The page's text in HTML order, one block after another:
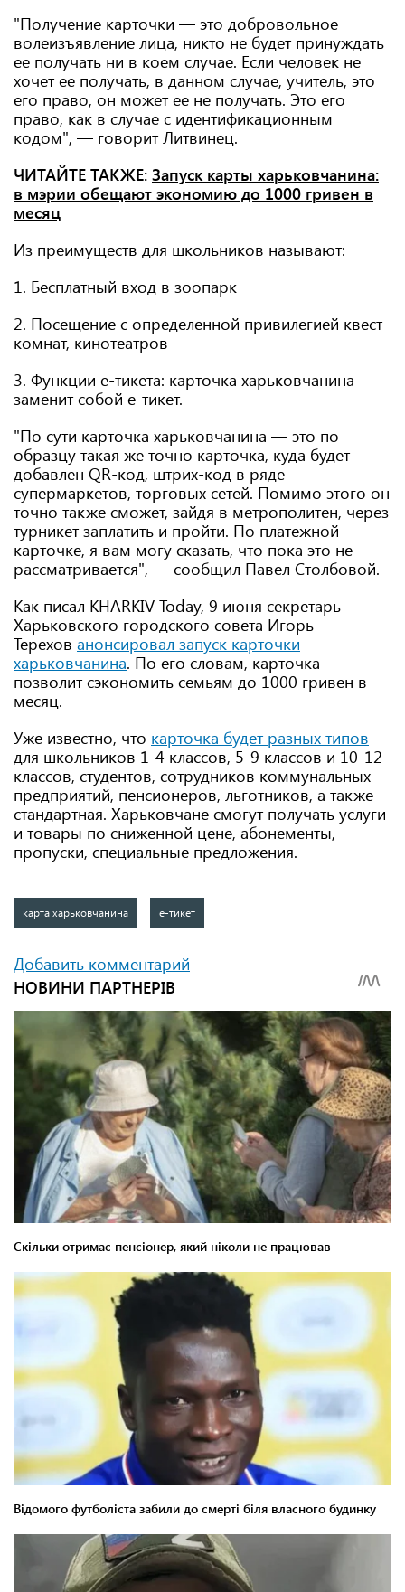
"Получение карточки — это добровольное
волеизъявление лица, никто не будет принуждать
ее получать ни в коем случае. Если человек не
хочет ее получать, в данном случае, учитель, это
его право, он может ее не получать. Это его
право, как в случае с идентификационным
кодом", — говорит Литвинец.
ЧИТАЙТЕ ТАКЖЕ: Запуск карты харьковчанина:
в мэрии обещают экономию до 1000 гривен в
месяц
Из преимуществ для школьников называют:
1. Бесплатный вход в зоопарк
2. Посещение с определенной привилегией квест-
комнат, кинотеатров
3. Функции е-тикета: карточка харьковчанина
заменит собой е-тикет.
"По сути карточка харьковчанина — это по
образцу такая же точно карточка, куда будет
добавлен QR-код, штрих-код в ряде
супермаркетов, торговых сетей. Помимо этого он
точно также сможет, зайдя в метрополитен, через
турникет заплатить и пройти. По платежной
карточке, я вам могу сказать, что пока это не
рассматривается", — сообщил Павел Столбовой.
Как писал KHARKIV Today, 9 июня секретарь
Харьковского городского совета Игорь
Терехов анонсировал запуск карточки
харьковчанина. По его словам, карточка
позволит сэкономить семьям до 1000 гривен в
месяц.
Уже известно, что карточка будет разных типов —
для школьников 1-4 классов, 5-9 классов и 10-12
классов, студентов, сотрудников коммунальных
предприятий, пенсионеров, льготников, а также
стандартная. Харьковчане смогут получать услуги
и товары по сниженной цене, абонементы,
пропуски, специальные предложения.
карта харьковчанина е-тикет
Добавить комментарий